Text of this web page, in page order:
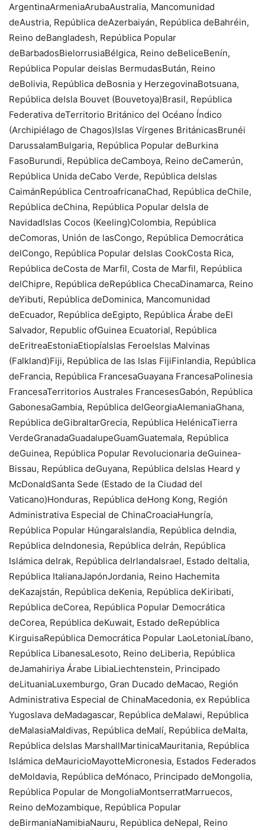
ArgentinaArmeniaArubaAustralia, Mancomunidad
deAustria, República deAzerbaiyán, República deBahréin,
Reino deBangladesh, República Popular
deBarbadosBielorrusiaBélgica, Reino deBeliceBenín,
República Popular deislas BermudasBután, Reino
deBolivia, República deBosnia y HerzegovinaBotsuana,
República deIsla Bouvet (Bouvetoya)Brasil, República
Federativa deTerritorio Británico del Océano Índico
(Archipiélago de Chagos)Islas Vírgenes BritánicasBrunéi
DarussalamBulgaria, República Popular deBurkina
FasoBurundi, República deCamboya, Reino deCamerún,
República Unida deCabo Verde, República deIslas
CaimánRepública CentroafricanaChad, República deChile,
República deChina, República Popular deIsla de
NavidadIslas Cocos (Keeling)Colombia, República
deComoras, Unión de lasCongo, República Democrática
delCongo, República Popular deIslas CookCosta Rica,
República deCosta de Marfil, Costa de Marfil, República
delChipre, República deRepública ChecaDinamarca, Reino
deYibuti, República deDominica, Mancomunidad
deEcuador, República deEgipto, República Árabe deEl
Salvador, Republic ofGuinea Ecuatorial, República
deEritreaEstoniaEtiopíaIslas FeroeIslas Malvinas
(Falkland)Fiji, República de las Islas FijiFinlandia, República
deFrancia, República FrancesaGuayana FrancesaPolinesia
FrancesaTerritorios Australes FrancesesGabón, República
GabonesaGambia, República delGeorgiaAlemaniaGhana,
República deGibraltarGrecia, República HelénicaTierra
VerdeGranadaGuadalupeGuamGuatemala, República
deGuinea, República Popular Revolucionaria deGuinea-
Bissau, República deGuyana, República deIslas Heard y
McDonaldSanta Sede (Estado de la Ciudad del
Vaticano)Honduras, República deHong Kong, Región
Administrativa Especial de ChinaCroaciaHungría,
República Popular HúngaraIslandia, República deIndia,
República deIndonesia, República deIrán, República
Islámica deIrak, República deIrlandaIsrael, Estado deItalia,
República ItalianaJapónJordania, Reino Hachemita
deKazajstán, República deKenia, República deKiribati,
República deCorea, República Popular Democrática
deCorea, República deKuwait, Estado deRepública
KirguisaRepública Democrática Popular LaoLetoniaLíbano,
República LibanesaLesoto, Reino deLiberia, República
deJamahiriya Árabe LibiaLiechtenstein, Principado
deLituaniaLuxemburgo, Gran Ducado deMacao, Región
Administrativa Especial de ChinaMacedonia, ex República
Yugoslava deMadagascar, República deMalawi, República
deMalasiaMaldivas, República deMalí, República deMalta,
República deIslas MarshallMartinicaMauritania, República
Islámica deMauricioMayotteMicronesia, Estados Federados
deMoldavia, República deMónaco, Principado deMongolia,
República Popular de MongoliaMontserratMarruecos,
Reino deMozambique, República Popular
deBirmaniaNamibiaNauru, República deNepal, Reino